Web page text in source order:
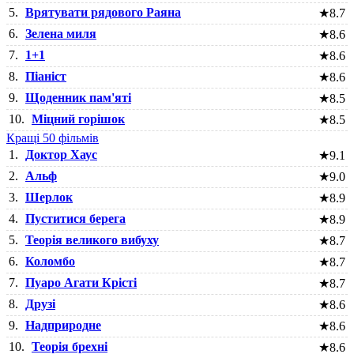
5. Врятувати рядового Раяна ★8.7
6. Зелена миля ★8.6
7.
1+1 ★8.6
8. Піаніст ★8.6
9. Щоденник пам'яті ★8.5
10. Міцний горішок ★8.5
Кращі 50 фільмів
1.
Доктор Хаус ★9.1
2.
Альф ★9.0
3. Шерлок ★8.9
4. Пуститися берега ★8.9
5. Теорія великого вибуху ★8.7
6. Коломбо ★8.7
7. Пуаро Агати Крісті ★8.7
8.
Друзі ★8.6
9. Надприродне ★8.6
10. Теорія брехні ★8.6